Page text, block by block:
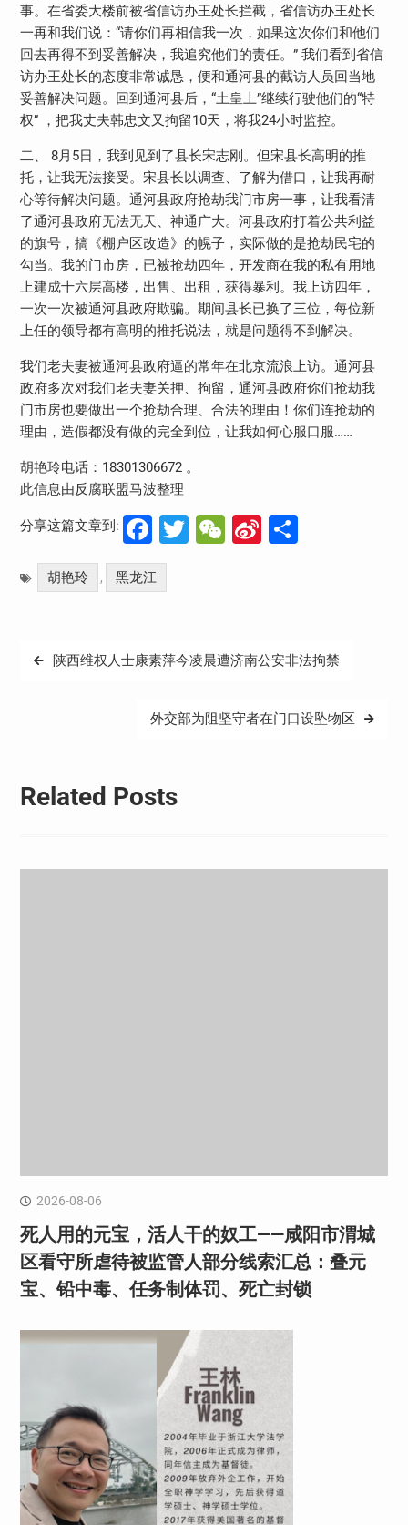
事。在省委大楼前被省信访办王处长拦截，省信访办王处长
一再和我们说：“请你们再相信我一次，如果这次你们和他们
回去再得不到妥善解决，我追究他们的责任。” 我们看到省信
访办王处长的态度非常诚恳，便和通河县的截访人员回当地
妥善解决问题。回到通河县后，“土皇上”继续行驶他们的“特
权” ，把我丈夫韩忠文又拘留10天，将我24小时监控。
二、 8月5日，我到见到了县长宋志刚。但宋县长高明的推
托，让我无法接受。宋县长以调查、了解为借口，让我再耐
心等待解决问题。通河县政府抢劫我门市房一事，让我看清
了通河县政府无法无天、神通广大。河县政府打着公共利益
的旗号，搞《棚户区改造》的幌子，实际做的是抢劫民宅的
勾当。我的门市房，已被抢劫四年，开发商在我的私有用地
上建成十六层高楼，出售、出租，获得暴利。我上访四年，
一次一次被通河县政府欺骗。期间县长已换了三位，每位新
上任的领导都有高明的推托说法，就是问题得不到解决。
我们老夫妻被通河县政府逼的常年在北京流浪上访。通河县
政府多次对我们老夫妻关押、拘留，通河县政府你们抢劫我
门市房也要做出一个抢劫合理、合法的理由！你们连抢劫的
理由，造假都没有做的完全到位，让我如何心服口服……
胡艳玲电话：18301306672 。
此信息由反腐联盟马波整理
分享这篇文章到: Facebook
Twitter
WeChat
Sina分
胡艳玲 , 黑龙江
文
陕西维权人士康素萍今凌晨遭济南公安非法拘禁
外交部为阻坚守者在门口设坠物区
Related Posts
2026-08-06
死人用的元宝，活人干的奴工——咸阳市渭城
区看守所虐待被监管人部分线索汇总：叠元
宝、铅中毒、任务制体罚、死亡封锁